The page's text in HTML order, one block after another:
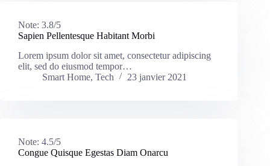
Note: 3.8/5
Sapien Pellentesque Habitant Morbi
Lorem ipsum dolor sit amet, consectetur adipiscing
elit, sed do eiusmod tempor…
Smart Home, Tech 23 janvier 2021
Note: 4.5/5
Congue Quisque Egestas Diam Onarcu